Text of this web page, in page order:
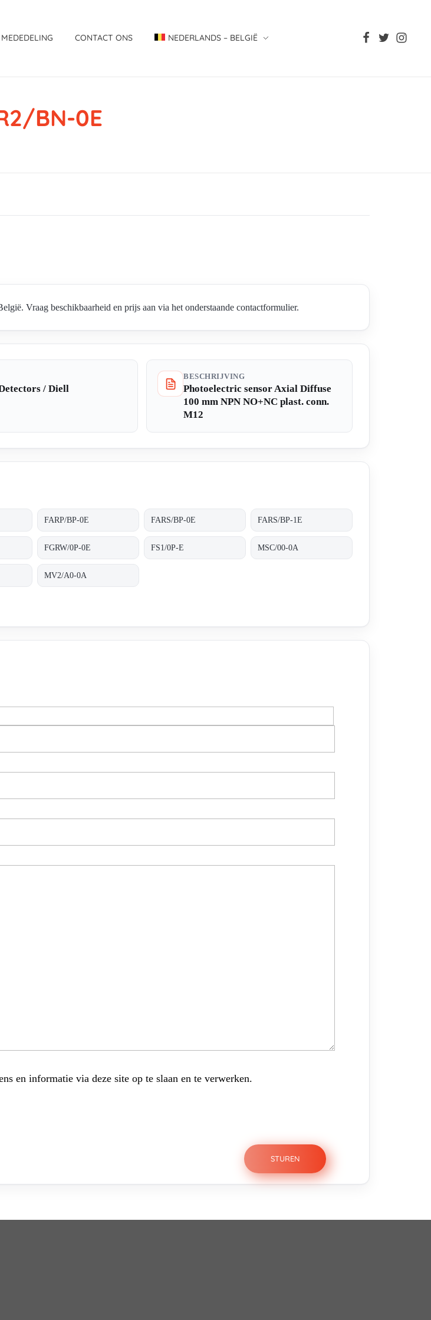
MEDEDELING CONTACT ONS NEDERLANDS – BELGIË
BN-0E
Vraag beschikbaarheid en prijs aan via het onderstaande contactformulier.
/ Diell
BESCHRIJVING
Photoelectric sensor Axial Diffuse
100 mm NPN NO+NC plast. conn.
M12
FARP/BP-0E FARS/BP-0E FARS/BP-1E
FGRW/0P-0E FS1/0P-E MSC/00-0A
MV2/A0-0A
en informatie via deze site op te slaan en te verwerken.